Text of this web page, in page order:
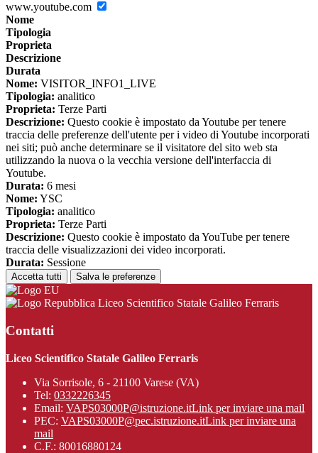
www.youtube.com
Nome
Tipologia
Proprieta
Descrizione
Durata
Nome: VISITOR_INFO1_LIVE
Tipologia: analitico
Proprieta: Terze Parti
Descrizione: Questo cookie è impostato da Youtube per tenere
traccia delle preferenze dell'utente per i video di Youtube incorporati
nei siti; può anche determinare se il visitatore del sito web sta
utilizzando la nuova o la vecchia versione dell'interfaccia di
Youtube.
Durata: 6 mesi
Nome: YSC
Tipologia: analitico
Proprieta: Terze Parti
Descrizione: Questo cookie è impostato da YouTube per tenere
traccia delle visualizzazioni dei video incorporati.
Durata: Sessione
Accetta tutti Salva le preferenze
Liceo Scientifico Statale Galileo Ferraris
Contatti
Liceo Scientifico Statale Galileo Ferraris
Via Sorrisole, 6 - 21100 Varese (VA)
Tel: 0332226345
Email: VAPS03000P@istruzione.itLink per inviare una mail
PEC: VAPS03000P@pec.istruzione.itLink per inviare una
mail
C.F.: 80016880124